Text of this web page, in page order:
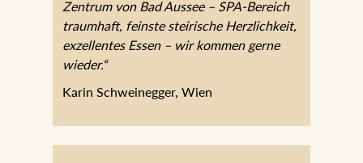
„Ein wunderschönes SPA Hotel im
Zentrum von Bad Aussee – SPA-Bereich
traumhaft, feinste steirische Herzlichkeit,
wieder.“
Karin Schweinegger, Wien